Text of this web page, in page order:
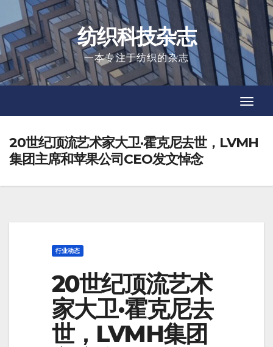
to
content
纺织科技杂志
一本专注于纺织的杂志
20世纪顶流艺术家大卫·霍克尼去世，LVMH
集团主席和苹果公司CEO发文悼念
行业动态
20世纪顶流艺术
家大卫·霍克尼去
世，LVMH集团